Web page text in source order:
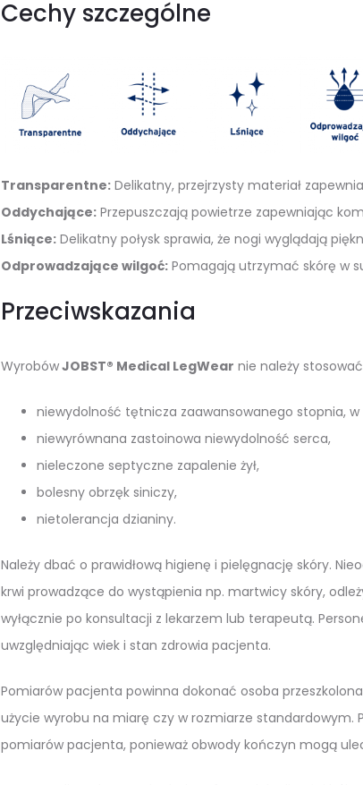
Cechy szczególne
Transparentne:Delikatny, przejrzysty materiał
Oddychające:Przepuszczają powietrze zapewniając
Lśniące:Delikatny połysk sprawia, że nogi wyglądają
Odprowadzające wilgoć:Pomagają utrzymać skórę w
Przeciwskazania
WyrobówJOBST® Medical LegWear nie należy
niewydolność tętnicza zaawansowanego stopnia,
niewyrównana zastoinowa niewydolność serca,
nieleczone septyczne zapalenie żył,
bolesny obrzęk siniczy,
nietolerancja dzianiny.
Należy dbać o prawidłową higienę i pielęgnację skóry.
krwi prowadzące do wystąpienia np. martwicy skóry,
wyłącznie po konsultacji z lekarzem lub terapeutą.
uwzględniając wiek i stan zdrowia pacjenta.
Pomiarów pacjenta powinna dokonać osoba
użycie wyrobu na miarę czy w rozmiarze
pomiarów pacjenta, ponieważ obwody kończyn mogą